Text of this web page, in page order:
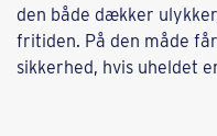
den både dækker
fritiden. På den måde
sikkerhed, hvis uheldet